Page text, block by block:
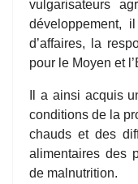
vulgarisateurs
développement,
d’affaires, la
pour le Moyen et
Il a ainsi acquis
conditions de la
chauds et des
alimentaires des
de malnutrition.